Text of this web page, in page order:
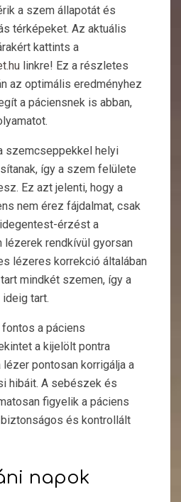
a szem állapotát és
térképeket. Az aktuális
kattints a
linkre! Ez a részletes
az optimális eredményhez
a páciensnek is abban,
szemcseppekkel helyi
így a szem felülete
Ez azt jelenti, hogy a
nem érez fájdalmat, csak
érzést a
lézerek rendkívül gyorsan
lézeres korrekció általában
mindkét szemen, így a
tart.
a páciens
a kijelölt pontra
pontosan korrigálja a
hibáit. A sebészek és
figyelik a páciens
és kontrollált
napok